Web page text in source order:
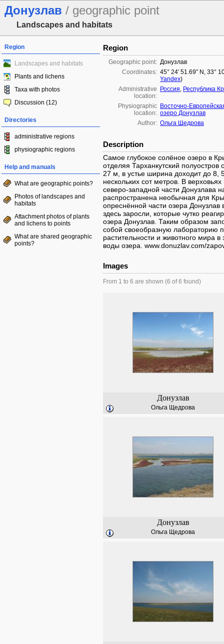
Донузлав / geographic point
Landscapes and habitats
Region
Landscapes and habitats
Plants and lichens
Taxa with photos
Discussion (12)
Directories
administrative regions
physiographic regions
Help and manuals
What are geographic points?
Photos of landscapes and
habitats
Attachment photos of plants
and lichens to points
What are shared geographic
points?
Region
Geographic point: Донузлав
Coordinates: 45° 24′ 51.69″ N, 33°
Yandex)
Administrative
location:
Россия, Республика
Physiographic
location:
Восточно-
озеро Донузлав
Author: Ольга Щедрова
Description
Самое глубокое солёное озеро в
отделяя Тарханкутский
27 м, в устье ширина доходит до 8,
нескольких сот метров. В
северо-западной части Донузлава
распространена необычная для
опреснённой части озера Донузлав
здесь заросли, которые чутко
озера Донузлав. Таким образом
собой своеобразную
растительности и животного мира
воды озера. www.donuzlav.com/
Images
From 1 to 6 are shown (6 of 6 found)
Донузлав
Ольга Щедрова
Донузлав
Ольга Щедрова